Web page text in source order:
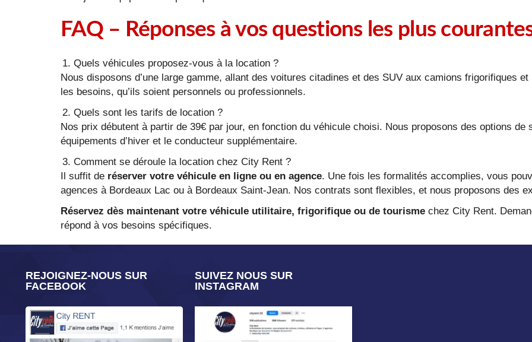
FAQ – Réponses à vos questions les plus
Quels véhicules proposez-vous à la location ?
Nous disposons d’une large gamme, allant des voitures citadines et des SUV aux camions frigorifiques
les besoins, qu’ils soient personnels ou professionnels.
Quels sont les tarifs de location ?
Nos prix débutent à partir de 39€ par jour, en fonction du véhicule choisi. Nous proposons des options
équipements d’hiver et le conducteur supplémentaire.
Comment se déroule la location chez City Rent ?
Il suffit de réserver votre véhicule en ligne ou en agence. Une fois les formalités accomplies, vous
agences à Bordeaux Lac ou à Bordeaux Saint-Jean. Nos contrats sont flexibles, et nous proposons des
Réservez dès maintenant votre véhicule utilitaire, frigorifique ou de tourisme chez City Rent.
répond à vos besoins spécifiques.
REJOIGNEZ-NOUS SUR
FACEBOOK
SUIVEZ NOUS SUR
INSTAGRAM